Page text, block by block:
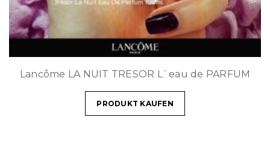
Lancôme LA NUIT TRESOR L`eau de PARFUM
PRODUKT KAUFEN